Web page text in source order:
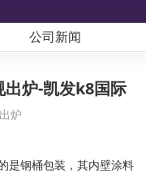
公司新闻
出炉-凯发k8国际
炉
是钢桶包装，其内壁涂料